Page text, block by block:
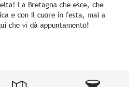
La Bretagna che esce, che
e con il cuore in festa, mai a
che vi dà appuntamento!